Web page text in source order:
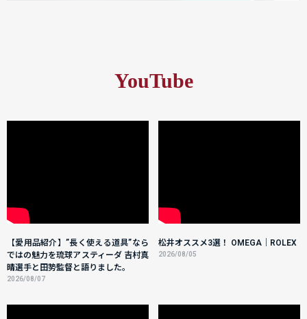
YouTube
【愛用品紹介】”長く使える道具”なら
ではの魅力を琉球アスティーダ 吉村真
晴選手と田㔟監督と語りました。
2026/08/07
松井オススメ3選！ OMEGA｜ROLEX
2026/08/05